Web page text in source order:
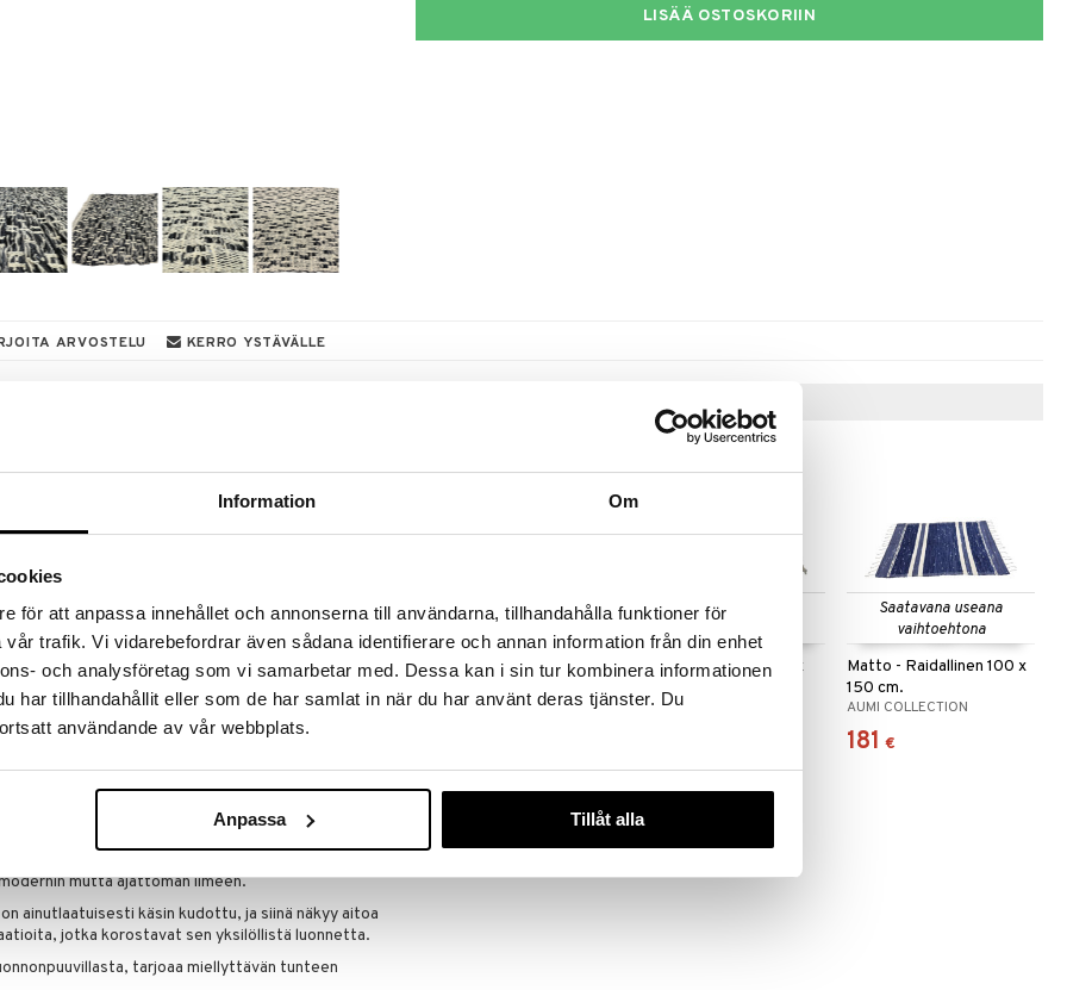
Information Om
för att anpassa innehållet och annonserna till användarna, tillhandahålla funktioner för
trafik. Vi vidarebefordrar även sådana identifierare och annan information från din enhet
och analysföretag som vi samarbetar med. Dessa kan i sin tur kombinera informationen
har tillhandahållit eller som de har samlat in när du har använt deras tjänster. Du
användande av vår webbplats.
Anpassa Tillåt alla
LISÄÄ OSTOSKORIIN
ARVOSTELU KERRO YSTÄVÄLLE
löydöt kotiin!
voivat päästä loppumaan!
ale-löydöt »
tällä käsinkudotulla puuvillamatolla jo tänään!
kodikasta mukavuutta kotiisi kauniilla käsin
korikuvionsa ansiosta tämä monipuolinen
mutta kutsuvaa tunnelmaa mihin
väreissä.
mutta ajattoman ilmeen.
ainutlaatuisesti käsin kudottu, ja siinä näkyy aitoa
jotka korostavat sen yksilöllistä luonnetta.
tarjoaa miellyttävän tunteen
Saatavana useana
Matto - Boho Starburst
52 x 130 cm.
AUMI COLLECTION
Saatavana useana
Matto - Diamond 100 x
150 cm.
AUMI COLLECTION
Saatavana useana
vaihtoehtona
Matto - Raidallinen 100 x
150 cm.
AUMI COLLECTION
181 €